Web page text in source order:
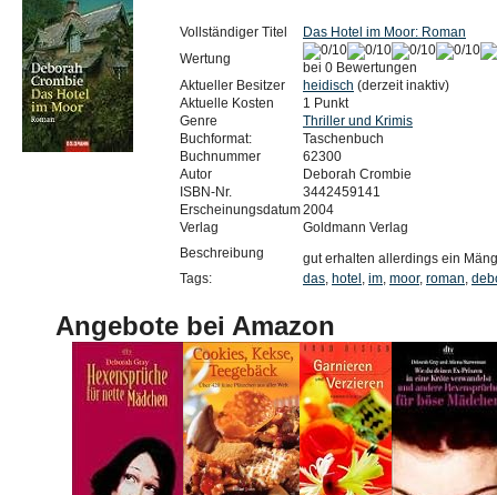
Vollständiger Titel
Das Hotel im Moor: Roman
Wertung
bei 0 Bewertungen
Aktueller Besitzer
heidisch (derzeit inaktiv)
Aktuelle Kosten
1 Punkt
Genre
Thriller und Krimis
Buchformat:
Taschenbuch
Buchnummer
62300
Autor
Deborah Crombie
ISBN-Nr.
3442459141
Erscheinungsdatum2004
Verlag
Goldmann Verlag
Beschreibung
gut erhalten allerdings ein
Tags:
das, hotel , im, moor, roman,
Angebote bei Amazon